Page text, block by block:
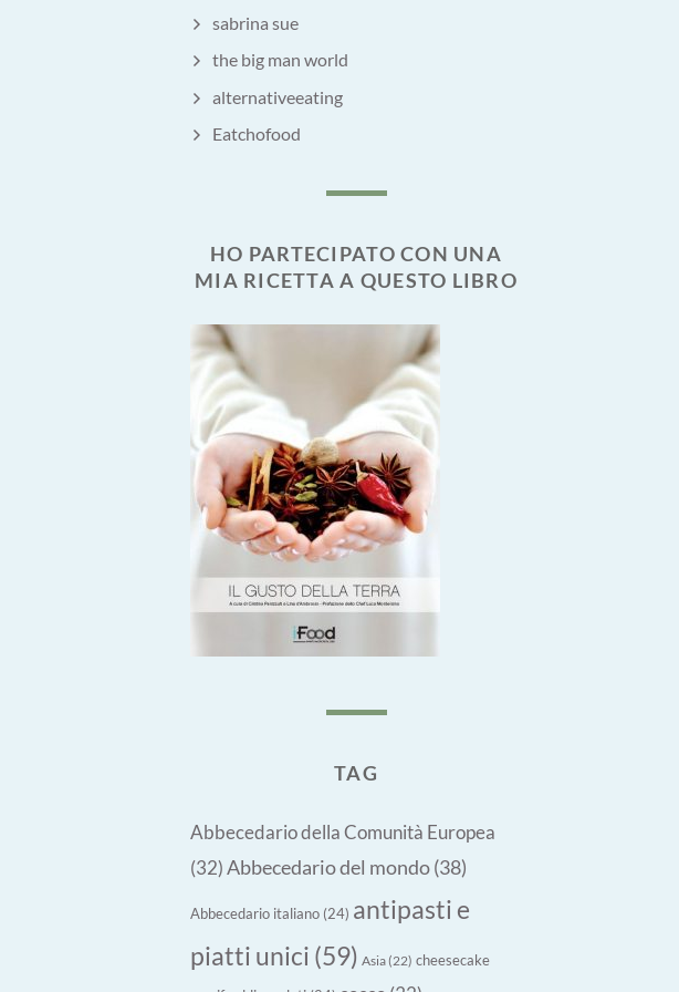
sabrina sue
the big man world
alternativeeating
Eatchofood
HO PARTECIPATO CON UNA
MIA RICETTA A QUESTO LIBRO
TAG
Abbecedario della Comunità Europea
(32) Abbecedario del mondo(38)
Abbecedario italiano (24) antipasti e
piatti unici (59) Asia(22) cheesecake